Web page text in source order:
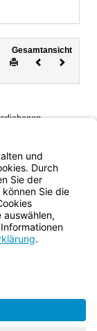
Gesamtansicht
DruckenVorheriges
können
Verteidigung